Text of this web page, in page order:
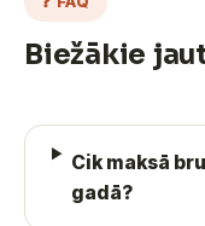
Biežākie
Cik maksā
gadā?